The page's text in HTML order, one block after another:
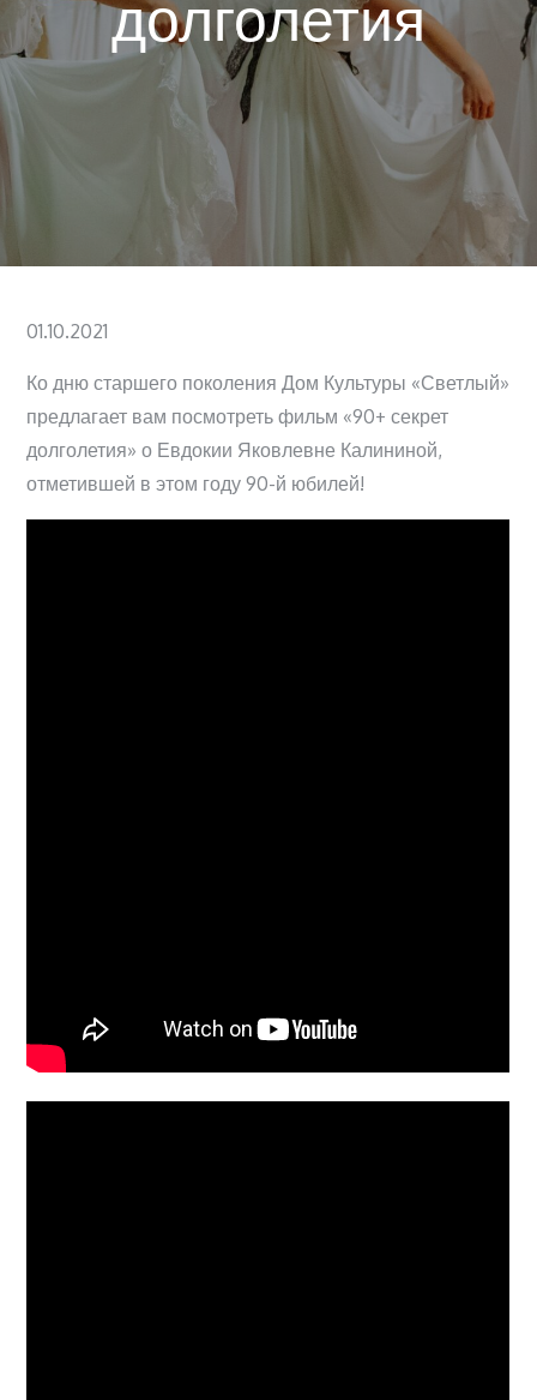
долголетия
Posted
01.10.2021
Ко дню старшего поколения Дом Культуры «Светлый»
предлагает вам посмотреть фильм «90+ секрет
долголетия» о Евдокии Яковлевне Калининой,
отметившей в этом году 90-й юбилей!